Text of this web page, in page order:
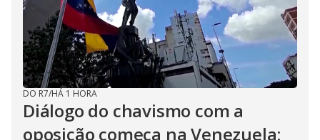
DO R7/HÁ 1 HORA
Diálogo do chavismo com a
oposição começa na Venezuela: